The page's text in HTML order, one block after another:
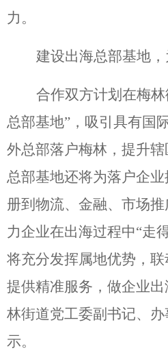
力。
建设出海总部基地
合作双方计划在梅
总部基地”，吸引具有国
外总部落户梅林，提升辖
总部基地还将为落户企
册到物流、金融、市场
力企业在出海过程中“走
将充分发挥属地优势，
提供精准服务，做企业
林街道党工委副书记、
示。